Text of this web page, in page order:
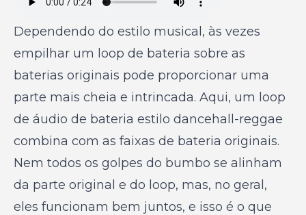
Dependendo do estilo musical, às vezes
empilhar um loop de bateria sobre as
baterias originais pode proporcionar uma
parte mais cheia e intrincada. Aqui, um loop
de áudio de bateria estilo dancehall-reggae
combina com as faixas de bateria originais.
Nem todos os golpes do bumbo se alinham
da parte original e do loop, mas, no geral,
eles funcionam bem juntos, e isso é o que